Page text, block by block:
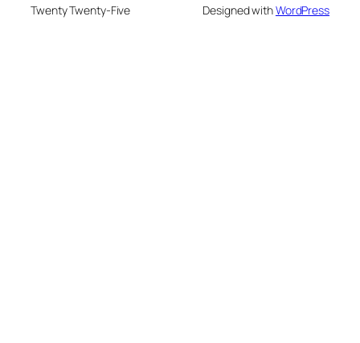
Twenty Twenty-Five Designed withWordPress